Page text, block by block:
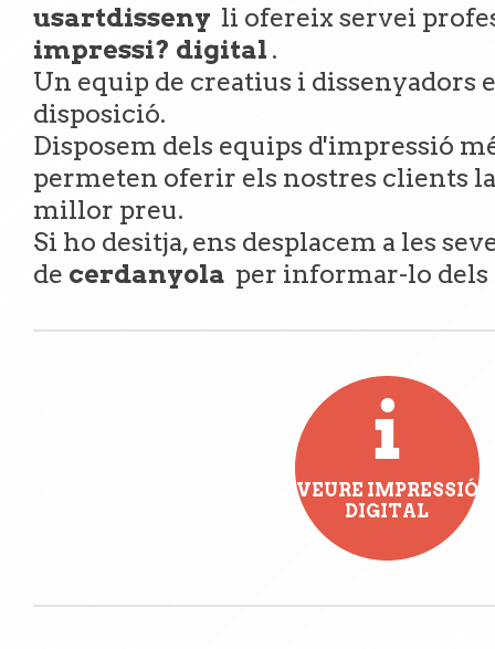
usartdisseny li ofereix servei
impressi? digital .
Un equip de creatius i dissenyadors
disposició.
Disposem dels equips d'impressió
permeten oferir els nostres clients
millor preu.
Si ho desitja, ens desplacem a les
de cerdanyola per informar-lo dels
VEURE IMPRESSIÓ
DIGITAL